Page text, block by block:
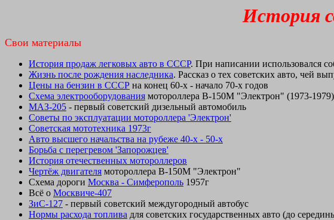
История
Свои материалы
История продаж легковых авто в СССР. При написании использовался
Жизнь после рождения наследника. Рассказ о тех советских авто, чей
Цены на бензин в СССР на конец 60-х - начало 70-х годов
Схема электрооборудования мотороллера В-150М "Электрон" (1973-1979)
МАЗ-205 - первый советский дизельный автомобиль
Советы по эксплуатации мотороллера 'Электрон'
Советcкая мототехника 1973г
Авто высшего начальства на рубеже 40-х - 50-х
Борьба с перегревом 'Запорожцев'
История отечественных мотороллеров
Чертёж двигателя мотороллера В-150М "Электрон"
Схема дороги Москва - Симферополь 1957г
Всё о Москвиче-407
ЗиС-127 - первый советский междугородный автобус
Нормы расхода топлива для советских государственных авто (до